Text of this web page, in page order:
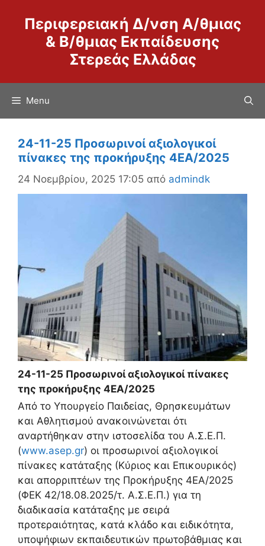
περιεχόμενο
Περιφερειακή Δ/νση Α/θμιας
& Β/θμιας Εκπαίδευσης
Στερεάς Ελλάδας
Menu
24-11-25 Προσωρινοί αξιολογικοί
πίνακες της προκήρυξης 4ΕΑ/2025
24 Νοεμβρίου, 2025 17:05 από admindk
24-11-25 Προσωρινοί αξιολογικοί πίνακες
της προκήρυξης 4ΕΑ/2025
Από το Υπουργείο Παιδείας, Θρησκευμάτων
και Αθλητισμού ανακοινώνεται ότι
αναρτήθηκαν στην ιστοσελίδα του Α.Σ.Ε.Π.
(www.asep.gr) οι προσωρινοί αξιολογικοί
πίνακες κατάταξης (Κύριος και Επικουρικός)
και απορριπτέων της Προκήρυξης 4ΕΑ/2025
(ΦΕΚ 42/18.08.2025/τ. Α.Σ.Ε.Π.) για τη
διαδικασία κατάταξης με σειρά
προτεραιότητας, κατά κλάδο και ειδικότητα,
υποψήφιων εκπαιδευτικών πρωτοβάθμιας και